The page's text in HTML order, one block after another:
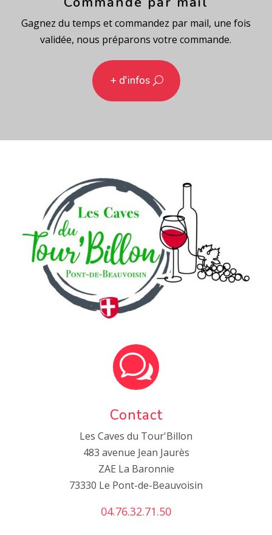
Gagnez du temps et commandez par mail, une fois
validée, nous préparons votre commande.
+ d'infos
w
Contact
Les Caves du Tour'Billon
483 avenue Jean Jaurès
ZAE La Baronnie
73330 Le Pont-de-Beauvoisin
04.76.32.71.50